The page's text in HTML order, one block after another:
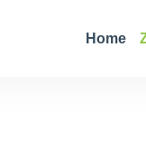
Home